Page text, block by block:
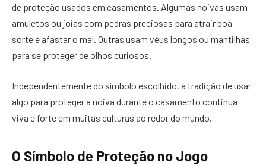
de proteção usados em casamentos. Algumas noivas usam
amuletos ou joias com pedras preciosas para atrair boa
sorte e afastar o mal. Outras usam véus longos ou mantilhas
para se proteger de olhos curiosos.
Independentemente do símbolo escolhido, a tradição de usar
algo para proteger a noiva durante o casamento continua
viva e forte em muitas culturas ao redor do mundo.
O Símbolo de Proteção no Jogo